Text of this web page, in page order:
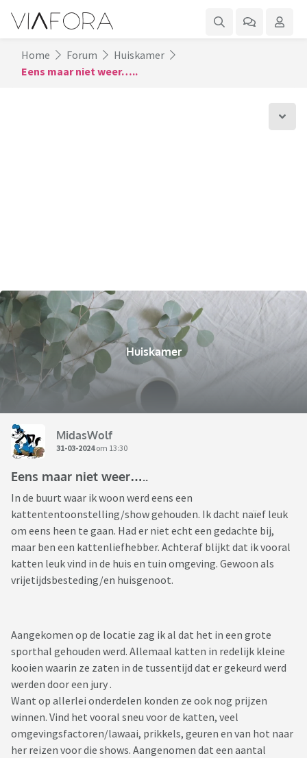
Home Forum
Huiskamer
Eens maar niet weer…..
Huiskamer
MidasWolf
31-03-2024om 13:30
Eens maar niet weer…..
In de buurt waar ik woon werd eens een
kattententoonstelling/show gehouden. Ik dacht naïef leuk
om eens heen te gaan. Had er niet echt een gedachte bij,
maar ben een kattenliefhebber. Achteraf blijkt dat ik vooral
katten leuk vind in de huis en tuin omgeving. Gewoon als
vrijetijdsbesteding/en huisgenoot.
Aangekomen op de locatie zag ik al dat het in een grote
sporthal gehouden werd. Allemaal katten in redelijk kleine
kooien waarin ze zaten in de tussentijd dat er gekeurd werd
werden door een jury .
Want op allerlei onderdelen konden ze ook nog prijzen
winnen. Vind het vooral sneu voor de katten, veel
omgevingsfactoren/lawaai, prikkels, geuren en van hot naar
her reizen voor die shows. Aangenomen dat een aantal